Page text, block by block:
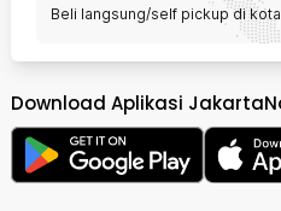
Beli langsung/self pickup di
Download Aplikasi